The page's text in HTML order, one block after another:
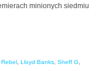
minionych siedmiu
Rebel Lloyd Banks Sheff G